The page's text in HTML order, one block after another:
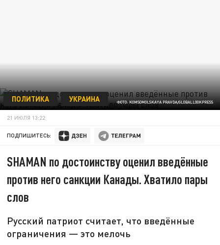
ФОТО: KOMSOMOLSKAYA PRAVDA/GLOBALLOOKPRESS
ПОЛИТИКА УКРАИНА
21 ИЮЛЯ 13:22
ПОДПИШИТЕСЬ:
SHAMAN по достоинству оценил введённые
против него санкции Канады. Хватило пары
слов
Русский патриот считает, что введённые
ограничения — это мелочь